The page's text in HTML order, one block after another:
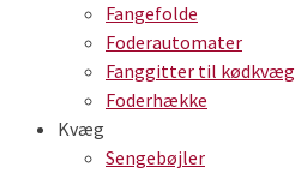
Fangefolde
Foderautomater
Fanggitter til kødkvæg
Foderhække
Kvæg
Sengebøjler